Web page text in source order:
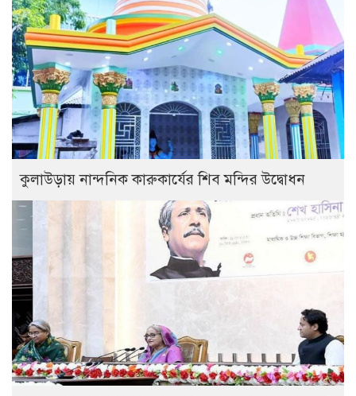
কুলাউড়ায় নান্দনিক কারুকার্যের শিব মন্দির উদ্বোধন